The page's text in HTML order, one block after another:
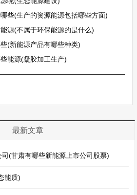
些(生产的资源能源包括哪些方面)
源(不属于环保能源的是什么)
(新能源产品有哪些种类)
能源(凝胶加工生产)
最新文章
(甘肃有哪些新能源上市公司股票)
能质)